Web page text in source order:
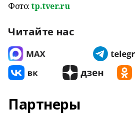
Фото:tp.tver.ru
Читайте нас
Партнеры